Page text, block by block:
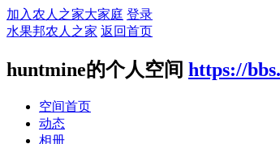
加入农人之家大家庭 登录
水果邦农人之家 返回首页
huntmine的个人空间 https://
空间首页
动态
相册